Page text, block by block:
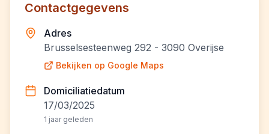
Contactgegevens
Adres
Brusselsesteenweg 292 - 3090 Overijse
Bekijken op Google Maps
Domiciliatiedatum
17/03/2025
1 jaar geleden